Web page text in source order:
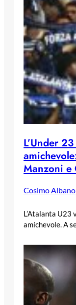
L’Under
Manzoni e
Cosimo Albano
L’Atalanta U23
amichevole. A